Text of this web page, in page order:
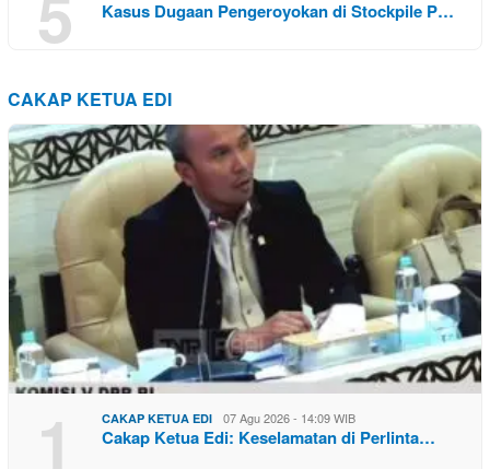
Kasus Dugaan Pengeroyokan di Stockpile P…
CAKAP KETUA EDI
1 CAKAP KETUA EDI 07 Agu 2026 - 14:09 WIB
Cakap Ketua Edi: Keselamatan di Perlinta…